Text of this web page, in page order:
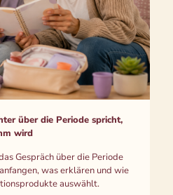
über die Periode spricht,
wird
Gespräch über die Periode
was erklären und wie
auswählt.